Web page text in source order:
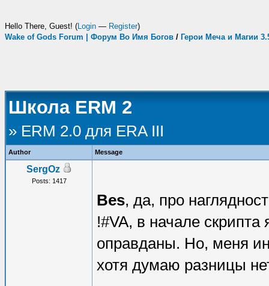
Hello There, Guest! (Login — Register)
Wake of Gods Forum | Форум Во Имя Богов / Герои Меча и Магии
Школа ERM 2
» ERM 2.0 для ERA III
Author Message
SergOz
Posts: 1417
Bes, да, про
!#VA, в начале
оправданы. Но, меня
хотя думаю разницы